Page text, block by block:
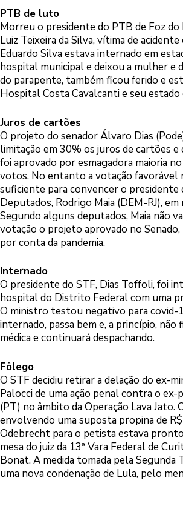
PTB de luto
Morreu o presidente do PTB de Foz do
Luiz Teixeira da Silva, vítima de
Eduardo Silva estava internado em
hospital municipal e deixou a mulher e
do parapente, também ficou ferido e
Hospital Costa Cavalcanti e seu
Juros de cartões
O projeto do senador Álvaro Dias
limitação em 30% os juros de cartões e
foi aprovado por esmagadora maioria
votos. No entanto a votação favorável
suficiente para convencer o presidente
Deputados, Rodrigo Maia (DEM-RJ),
Segundo alguns deputados, Maia não
votação o projeto aprovado no Senado,
por conta da pandemia.
Internado
O presidente do STF, Dias Toffoli, foi
hospital do Distrito Federal com uma
O ministro testou negativo para covid-
internado, passa bem e, a princípio, não
médica e continuará despachando.
Fôlego
O STF decidiu retirar a delação do ex-
Palocci de uma ação penal contra o
(PT) no âmbito da Operação Lava Jato.
envolvendo uma suposta propina de
Odebrecht para o petista estava
mesa do juiz da 13ª Vara Federal de
Bonat. A medida tomada pela Segunda
uma nova condenação de Lula, pelo